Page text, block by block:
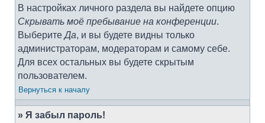
В настройках личного раздела вы найдете опцию
Скрывать моё пребывание на конференции.
ВыберитеДа, и вы будете видны только
администраторам, модераторам и самому себе.
Для всех остальных вы будете скрытым
пользователем.
Вернуться к началу
» Я забыл пароль!